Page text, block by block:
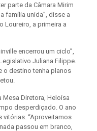
parte da Câmara Mirim
família unida”, disse a
Loureiro, a primeira a
encerrou um ciclo”,
Juliana Filippe.
o destino tenha planos
Mesa Diretora, Heloísa
desperdiçado. O ano
“Aproveitamos
passou em branco,